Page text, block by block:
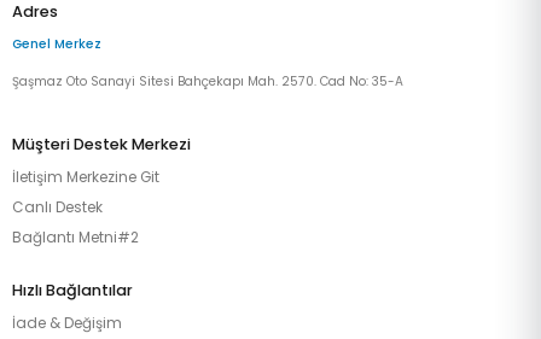
Adres
Genel Merkez
Şaşmaz Oto Sanayi Sitesi Bahçekapı Mah. 2570. Cad No: 35-A
Müşteri Destek Merkezi
İletişim Merkezine Git
Canlı Destek
Bağlantı Metni#2
Hızlı Bağlantılar
İade & Değişim